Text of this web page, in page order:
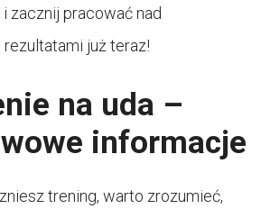
zacznij pracować nad
już teraz!
na uda –
informacje
trening, warto zrozumieć,